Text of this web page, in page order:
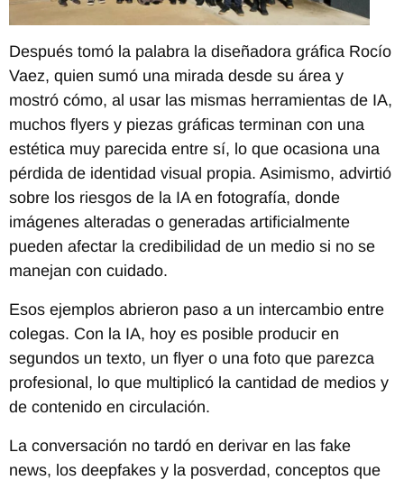
Después tomó la palabra la diseñadora gráfica Rocío
Vaez, quien sumó una mirada desde su área y
mostró cómo, al usar las mismas herramientas de IA,
muchos flyers y piezas gráficas terminan con una
estética muy parecida entre sí, lo que ocasiona una
pérdida de identidad visual propia. Asimismo, advirtió
sobre los riesgos de la IA en fotografía, donde
imágenes alteradas o generadas artificialmente
pueden afectar la credibilidad de un medio si no se
manejan con cuidado.
Esos ejemplos abrieron paso a un intercambio entre
colegas. Con la IA, hoy es posible producir en
segundos un texto, un flyer o una foto que parezca
profesional, lo que multiplicó la cantidad de medios y
de contenido en circulación.
La conversación no tardó en derivar en las fake
news, los deepfakes y la posverdad, conceptos que